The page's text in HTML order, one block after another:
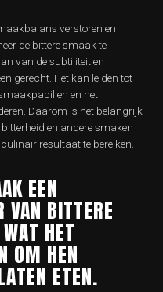
verstoren en
de bittere smaak te
van de subtiliteit en
gerecht. Het kan leiden tot
en het
Daarom is het belangrijk
en andere smaken
resultaat te bereiken.
EEN
VAN BITTERE
HET
OM HEN
ETEN.